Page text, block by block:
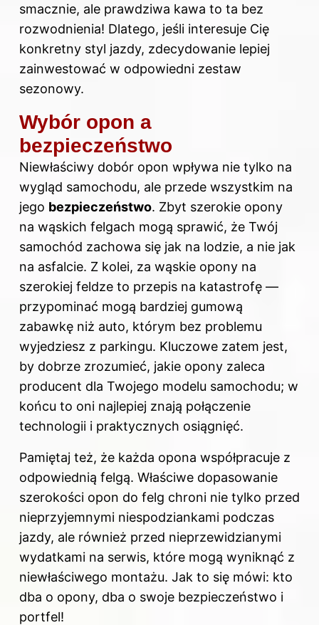
smacznie, ale prawdziwa kawa to ta bez
rozwodnienia! Dlatego, jeśli interesuje Cię
konkretny styl jazdy, zdecydowanie lepiej
zainwestować w odpowiedni zestaw
sezonowy.
Wybór opon a
bezpieczeństwo
Niewłaściwy dobór opon wpływa nie tylko na
wygląd samochodu, ale przede wszystkim na
jego bezpieczeństwo. Zbyt szerokie opony
na wąskich felgach mogą sprawić, że Twój
samochód zachowa się jak na lodzie, a nie jak
na asfalcie. Z kolei, za wąskie opony na
szerokiej feldze to przepis na katastrofę —
przypominać mogą bardziej gumową
zabawkę niż auto, którym bez problemu
wyjedziesz z parkingu. Kluczowe zatem jest,
by dobrze zrozumieć, jakie opony zaleca
producent dla Twojego modelu samochodu; w
końcu to oni najlepiej znają połączenie
technologii i praktycznych osiągnięć.
Pamiętaj też, że każda opona współpracuje z
odpowiednią felgą. Właściwe dopasowanie
szerokości opon do felg chroni nie tylko przed
nieprzyjemnymi niespodziankami podczas
jazdy, ale również przed nieprzewidzianymi
wydatkami na serwis, które mogą wyniknąć z
niewłaściwego montażu. Jak to się mówi: kto
dba o opony, dba o swoje bezpieczeństwo i
portfel!